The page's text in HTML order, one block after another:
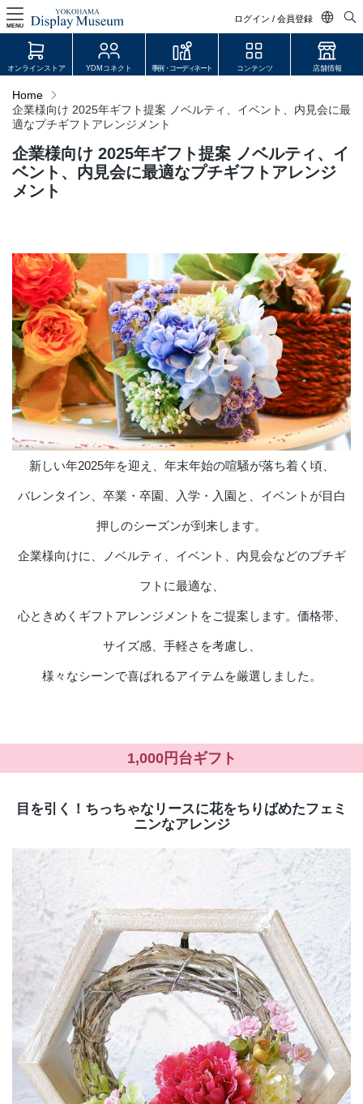
ログイン / 会員登録
日本語
中文简体
MENU
オンラインストア
リンク
JDCA(ディスプレイスクール)
店舗情報・営業日
会社情報
採用情報
お問い合わせ
オンラインストア YDMコネクト 事例・コーディネート コンテンツ 店舗情報
Home
企業様向け 2025年ギフト提案 ノベルティ、イベント、内見会に最
適なプチギフトアレンジメント
企業様向け 2025年ギフト提案 ノベルティ、イ
ベント、内見会に最適なプチギフトアレンジ
メント
新しい年2025年を迎え、年末年始の喧騒が落ち着く頃、
バレンタイン、卒業・卒園、入学・入園と、イベントが目白
押しのシーズンが到来します。
企業様向けに、ノベルティ、イベント、内見会などのプチギ
フトに最適な、
心ときめくギフトアレンジメントをご提案します。価格帯、
サイズ感、手軽さを考慮し、
様々なシーンで喜ばれるアイテムを厳選しました。
1,000円台ギフト
目を引く！ちっちゃなリースに花をちりばめたフェミ
ニンなアレンジ